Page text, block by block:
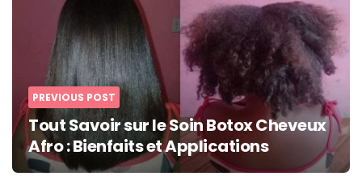
PREVIOUS POST
Tout Savoir sur le Soin Botox Cheveux
Afro : Bienfaits et Applications